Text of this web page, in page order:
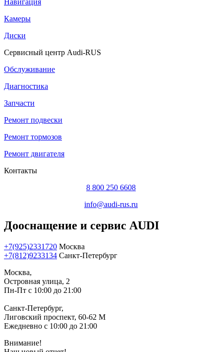
Навигация
Камеры
Диски
Сервисный центр Audi-RUS
Обслуживание
Диагностика
Запчасти
Ремонт подвески
Ремонт тормозов
Ремонт двигателя
Контакты
8 800 250 6608
info@audi-rus.ru
Дооснащение и сервис AUDI
+7(925)2331720 Москва
+7(812)9233134 Санкт-Петербург
Москва,
Островная улица, 2
Пн-Пт с 10:00 до 21:00
Санкт-Петербург,
Лиговский проспект, 60-62 М
Ежедневно с 10:00 до 21:00
Внимание!